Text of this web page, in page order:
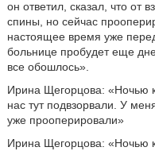
он ответил, сказал, что от
спины, но сейчас
настоящее время уже
больнице пробудет еще
все обошлось».
Ирина Щегорцова: «Ночью
нас тут подвзорвали. У
уже прооперировали»
Ирина Щегорцова: «Ночью